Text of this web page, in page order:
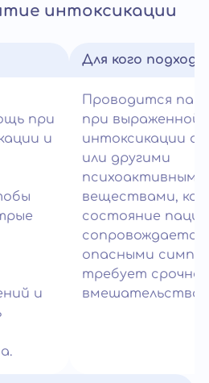
интоксикации
при
и
и
Для кого
Проводится
при выраженной
интоксикации
или другими
психоактивными
веществами,
состояние
сопровождается
опасными
требует
вмешательства